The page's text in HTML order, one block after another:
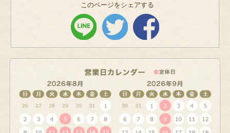
このページをシェアする